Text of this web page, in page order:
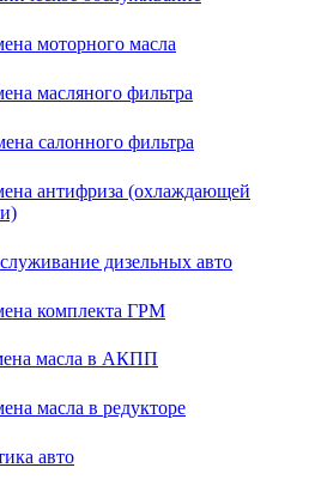
моторного масла
масляного фильтра
салонного фильтра
антифриза (охлаждающей
дизельных авто
комплекта ГРМ
масла в АКПП
масла в редукторе
авто